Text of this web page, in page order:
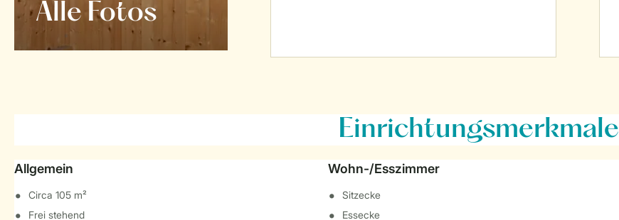
Alle Fotos
Einrichtungsmerkmale
Allgemein
Circa 105 m²
Frei stehend
Wohn-/Esszimmer
Sitzecke
Essecke